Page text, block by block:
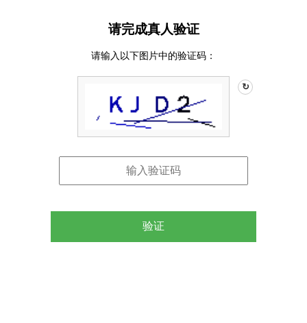
请完成真人验证
请输入以下图片中的验证码：
↻
验证